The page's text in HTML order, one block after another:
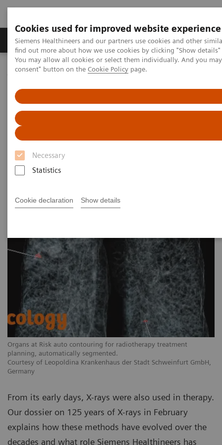
Cookies used for improved website experience
Siemens Healthineers and our partners use cookies and other
find out more about how we use cookies by clicking "Show
You may allow all cookies or select them individually. And you
consent" button on the Cookie Policy page.
Necessary
Statistics
Cookie declaration Show details
Продукція та сервіси Клінічні галузі
Домашня Новини та розповіді X-rays in Oncology
X-rays in Oncology
20.02.2020
Organs at Risk auto contouring for radiotherapy treatment
planning, automatically segmented.
Courtesy of Leopoldina Krankenhaus der Stadt Schweinfurt GmbH,
Germany
From its early days, X-rays were also used in therapy.
Our dossier on 125 years of X-rays in February
explains how these methods have evolved over the
decades and what role Siemens Healthineers has